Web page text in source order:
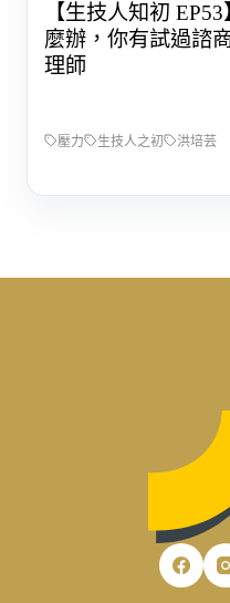
【生技人知初
麼辦，你有試過諮
理師
壓力 生技人之初 洪培芸